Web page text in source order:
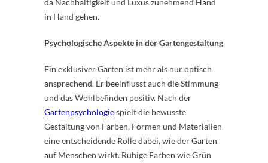
in Hand gehen.
Psychologische Aspekte in der Gartengestaltung
Ein exklusiver Garten ist mehr als nur optisch
ansprechend. Er beeinflusst auch die Stimmung
und das Wohlbefinden positiv. Nach der
Gartenpsychologiespielt die bewusste
Gestaltung von Farben, Formen und Materialien
eine entscheidende Rolle dabei, wie der Garten
auf Menschen wirkt. Ruhige Farben wie Grün